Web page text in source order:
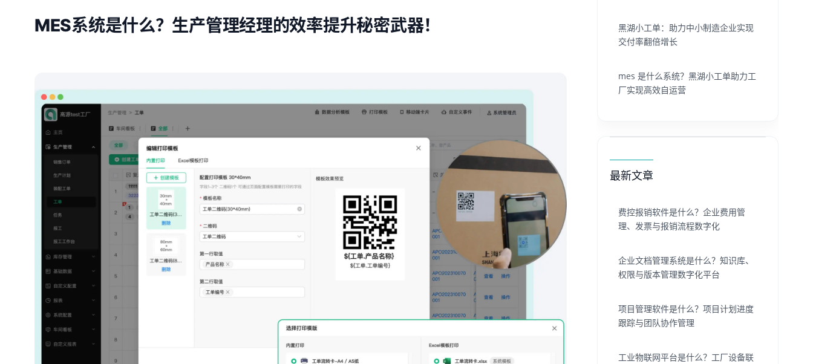
MES系统是什么？生产管理经理的效率提升秘密武器！
黑湖小工单：助力中小制造企业实现
交付率翻倍增长
mes 是什么系统？黑湖小工单助力工
厂实现高效自运营
最新文章
费控报销软件是什么？企业费用管
理、发票与报销流程数字化
企业文档管理系统是什么？知识库、
权限与版本管理数字化平台
项目管理软件是什么？项目计划进度
跟踪与团队协作管理
工业物联网平台是什么？工厂设备联